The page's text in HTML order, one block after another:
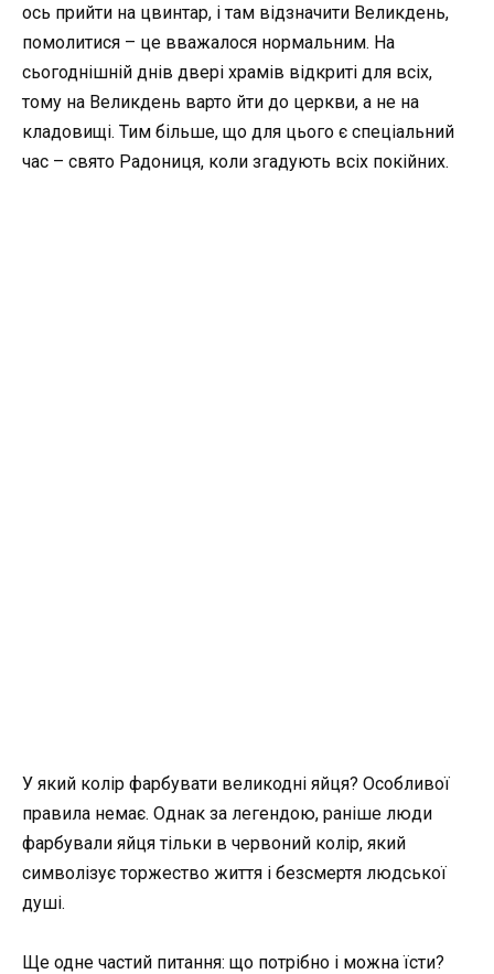
ось прийти на цвинтар, і там відзначити Великдень,
помолитися – це вважалося нормальним. На
сьогоднішній днів двері храмів відкриті для всіх,
тому на Великдень варто йти до церкви, а не на
кладовищі. Тим більше, що для цього є спеціальний
час – свято Радониця, коли згадують всіх покійних.
У який колір фарбувати великодні яйця? Особливої ​​
правила немає. Однак за легендою, раніше люди
фарбували яйця тільки в червоний колір, який
символізує торжество життя і безсмертя людської
душі.
Ще одне частий питання: що потрібно і можна їсти?